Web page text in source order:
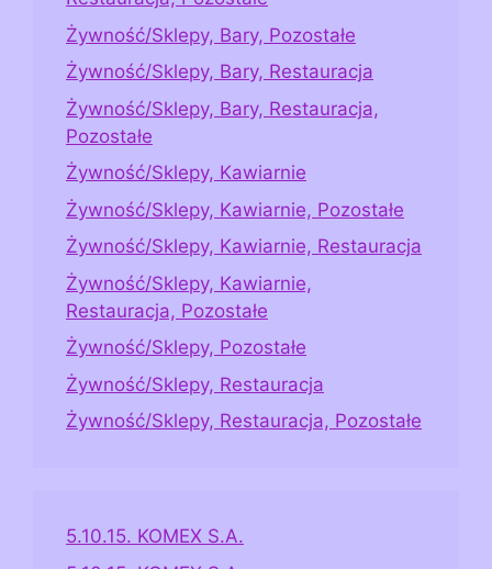
Żywność/Sklepy, Bary, Pozostałe
Żywność/Sklepy, Bary, Restauracja
Żywność/Sklepy, Bary, Restauracja,
Pozostałe
Żywność/Sklepy, Kawiarnie
Żywność/Sklepy, Kawiarnie, Pozostałe
Żywność/Sklepy, Kawiarnie, Restauracja
Żywność/Sklepy, Kawiarnie,
Restauracja, Pozostałe
Żywność/Sklepy, Pozostałe
Żywność/Sklepy, Restauracja
Żywność/Sklepy, Restauracja, Pozostałe
5.10.15. KOMEX S.A.